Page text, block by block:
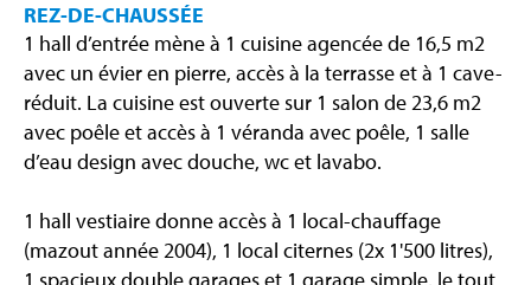
REZ-DE-CHAUSSÉE
1 hall d’entrée mène à 1 cuisine agencée de 16,5 m2
avec un évier en pierre, accès à la terrasse et à 1 cave-
réduit. La cuisine est ouverte sur 1 salon de 23,6 m2
avec poêle et accès à 1 véranda avec poêle, 1 salle
d’eau design avec douche, wc et lavabo.
1 hall vestiaire donne accès à 1 local-chauffage
(mazout année 2004), 1 local citernes (2x 1'500 litres),